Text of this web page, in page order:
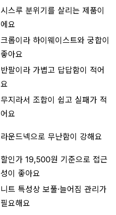
시스루 분위기를 살리는 제품이
에요
크롭이라 하이웨이스트와 궁합이
좋아요
반팔이라 가볍고 답답함이 적어
요
무지라서 조합이 쉽고 실패가 적
어요
라운드넥으로 무난함이 강해요
할인가 19,500원 기준으로 접근
성이 좋아요
니트 특성상 보풀·늘어짐 관리가
필요해요